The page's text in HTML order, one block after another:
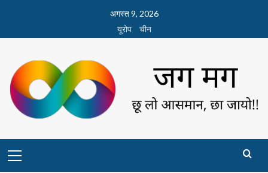
पर
अगस्त 9, 2026
यूरोप
चीन
Menu